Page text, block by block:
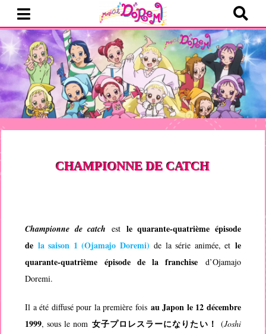
CHAMPIONNE DE CATCH
Championne de catch est le quarante-quatrième épisode
de la saison 1 (Ojamajo Doremi) de la série animée, et le
quarante-quatrième épisode de la franchise d’Ojamajo
Doremi.
Il a été diffusé pour la première fois au Japon le 12 décembre
1999, sous le nom 女子プロレスラーになりたい！ (Joshi